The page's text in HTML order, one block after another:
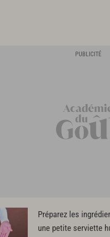
Préparez les
une petite serviette